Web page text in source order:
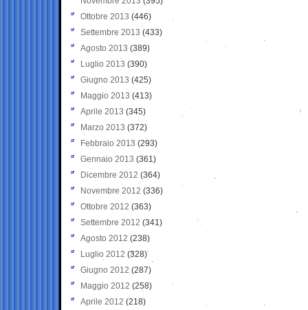
Ottobre 2013 (446)
Settembre 2013 (433)
Agosto 2013 (389)
Luglio 2013 (390)
Giugno 2013 (425)
Maggio 2013 (413)
Aprile 2013 (345)
Marzo 2013 (372)
Febbraio 2013 (293)
Gennaio 2013 (361)
Dicembre 2012 (364)
Novembre 2012 (336)
Ottobre 2012 (363)
Settembre 2012 (341)
Agosto 2012 (238)
Luglio 2012 (328)
Giugno 2012 (287)
Maggio 2012 (258)
Aprile 2012 (218)